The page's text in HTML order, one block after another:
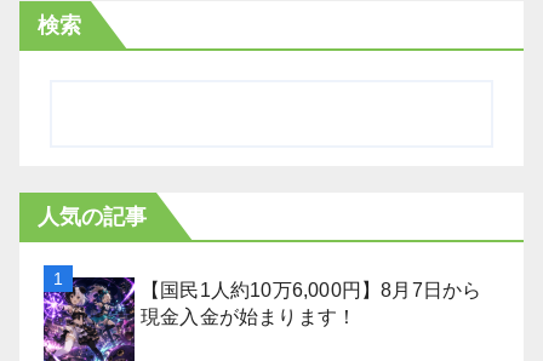
検索
人気の記事
【国民1人約10万6,000円】8月7日から
現金入金が始まります！